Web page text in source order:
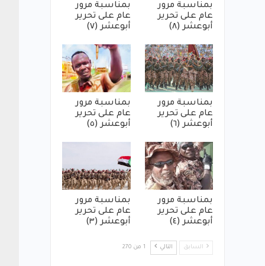
بمناسبة مرور
عام على تحرير
أبوعشر (٨)
بمناسبة مرور
عام على تحرير
أبوعشر (٧)
بمناسبة مرور
عام على تحرير
أبوعشر (٦)
بمناسبة مرور
عام على تحرير
أبوعشر (٥)
بمناسبة مرور
عام على تحرير
أبوعشر (٤)
بمناسبة مرور
عام على تحرير
أبوعشر (٣)
السابق التالي 1 من 270